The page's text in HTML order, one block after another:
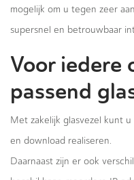
mogelijk om u tegen zeer
supersnel en betrouwbaar
Voor iedere
passend
Met zakelijk glasvezel kunt
en download realiseren.
Daarnaast zijn er ook